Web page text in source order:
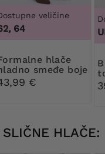
veličine
64
smeđe boje
€
Biserna clutch
SLIČNE HLAČE: